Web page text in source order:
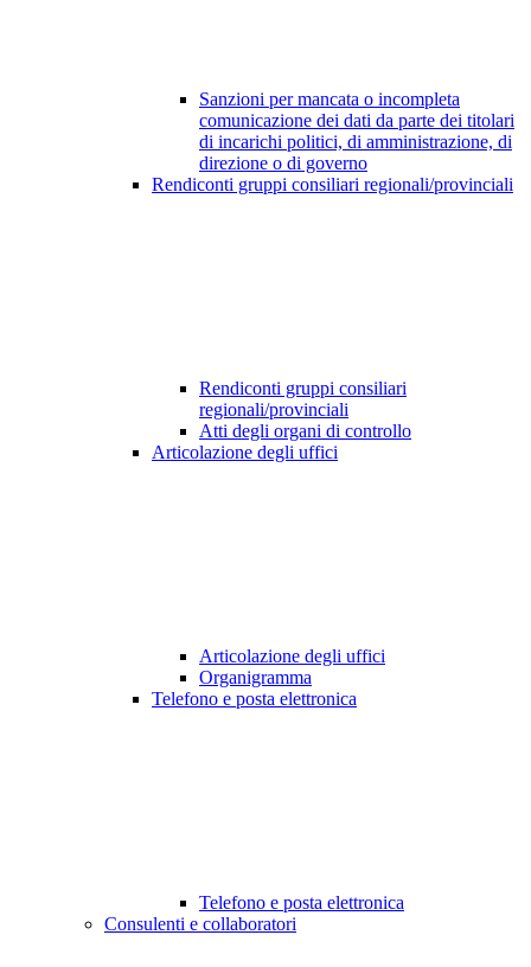
Sanzioni per mancata o incompleta
comunicazione dei dati da parte dei titolari
di incarichi politici, di amministrazione, di
direzione o di governo
Rendiconti gruppi consiliari regionali/provinciali
Rendiconti gruppi consiliari
regionali/provinciali
Atti degli organi di controllo
Articolazione degli uffici
Articolazione degli uffici
Organigramma
Telefono e posta elettronica
Telefono e posta elettronica
Consulenti e collaboratori